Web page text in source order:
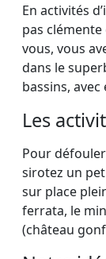
En activités
pas
vous, vous
dans le
bassins, avec
Les
Pour
sirotez un
sur place
ferrata, le
(château